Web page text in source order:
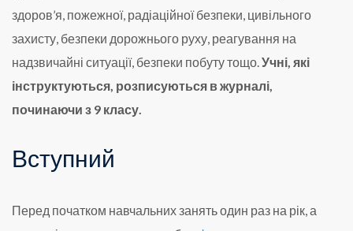
здоров’я, пожежної, радіаційної безпеки, цивільного
захисту, безпеки дорожнього руху, реагування на
надзвичайні ситуації, безпеки побуту тощо.Учні, які
інструктуються, розписуються в журналі,
починаючи з 9 класу.
Вступний
Перед початком навчальних занять один раз на рік, а